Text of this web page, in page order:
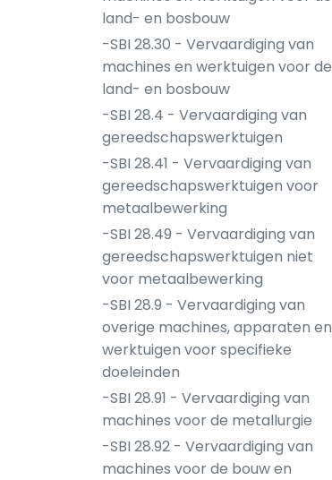
land- en bosbouw
-SBI 28.30 - Vervaardiging van
machines en werktuigen voor de
land- en bosbouw
-SBI 28.4 - Vervaardiging van
gereedschapswerktuigen
-SBI 28.41 - Vervaardiging van
gereedschapswerktuigen voor
metaalbewerking
-SBI 28.49 - Vervaardiging van
gereedschapswerktuigen niet
voor metaalbewerking
-SBI 28.9 - Vervaardiging van
overige machines, apparaten en
werktuigen voor specifieke
doeleinden
-SBI 28.91 - Vervaardiging van
machines voor de metallurgie
-SBI 28.92 - Vervaardiging van
machines voor de bouw en